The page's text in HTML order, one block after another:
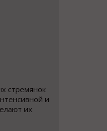
стремянок
и
их